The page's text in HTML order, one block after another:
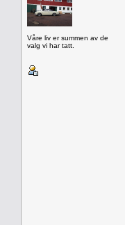
Våre liv er summen av de
valg vi har tatt.